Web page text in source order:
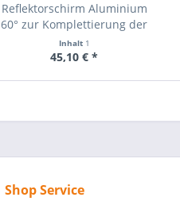
Reflektorschirm Aluminium
60° zur Komplettierung der
HHL Optik
Inhalt 1
45,10 € *
Shop Service